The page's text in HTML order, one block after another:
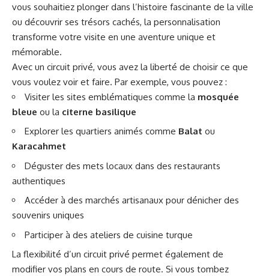
vous souhaitiez plonger dans l’histoire fascinante de la ville
ou découvrir ses trésors cachés, la personnalisation
transforme votre visite en une aventure unique et
mémorable.
Avec un circuit privé, vous avez la liberté de choisir ce que
vous voulez voir et faire. Par exemple, vous pouvez :
Visiter les sites emblématiques comme la mosquée
bleue ou la citerne basilique
Explorer les quartiers animés comme Balat ou
Karacahmet
Déguster des mets locaux dans des restaurants
authentiques
Accéder à des marchés artisanaux pour dénicher des
souvenirs uniques
Participer à des ateliers de cuisine turque
La flexibilité d’un circuit privé permet également de
modifier vos plans en cours de route. Si vous tombez